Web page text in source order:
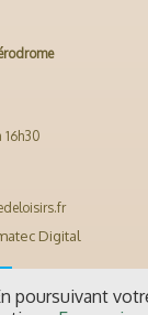
Digital
poursuivant